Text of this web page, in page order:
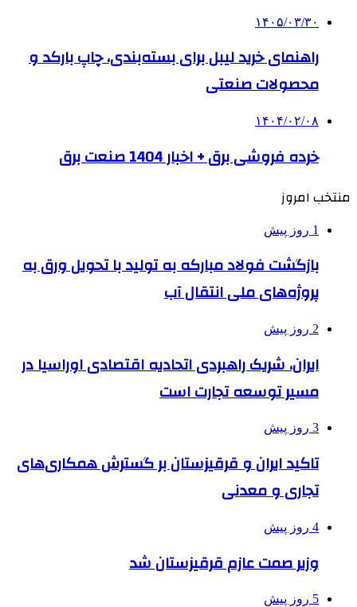
۱۴۰۵/۰۳/۳۰
راهنمای خرید لیبل برای بسته‌بندی، چاپ بارکد و
محصولات صنعتی
۱۴۰۴/۰۲/۰۸
خرده فروشی برق + اخبار 1404 صنعت برق
منتخب امروز
1 روز پیش
بازگشت فولاد مبارکه به تولید با تحویل ورق به
پروژه‌های ملی انتقال آب
2 روز پیش
ایران، شریک راهبردی اتحادیه اقتصادی اوراسیا در
مسیر توسعه تجارت است
3 روز پیش
تاکید ایران و قرقیزستان بر گسترش همکاری‌های
تجاری و معدنی
4 روز پیش
وزیر صمت عازم قرقیزستان شد
5 روز پیش